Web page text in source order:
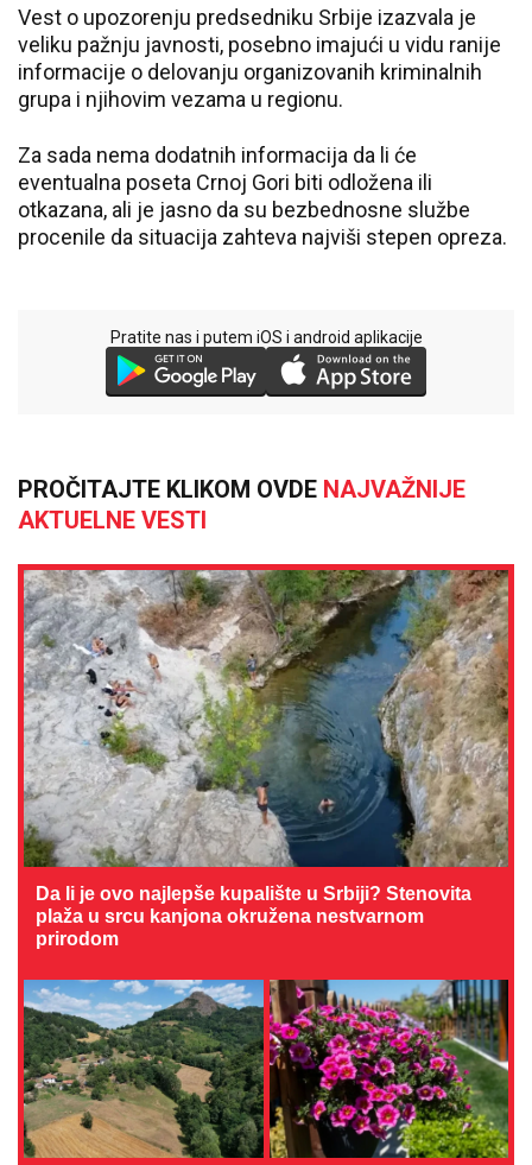
Vest o upozorenju predsedniku Srbije izazvala je
veliku pažnju javnosti, posebno imajući u vidu ranije
informacije o delovanju organizovanih kriminalnih
grupa i njihovim vezama u regionu.
Za sada nema dodatnih informacija da li će
eventualna poseta Crnoj Gori biti odložena ili
otkazana, ali je jasno da su bezbednosne službe
procenile da situacija zahteva najviši stepen opreza.
Pratite nas i putem iOS i android aplikacije
PROČITAJTE KLIKOM OVDE NAJVAŽNIJE
AKTUELNE VESTI
Da li je ovo najlepše kupalište u Srbiji? Stenovita
plaža u srcu kanjona okružena nestvarnom
prirodom